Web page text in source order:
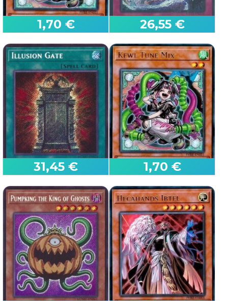
Seleziona la lingua, la condizione e la quantità
che vuoi vendere.
aggiunte al carrello virtuale.
Al termine clicca sul pulsante "Vedi carrello
vendita" per vedere il contenuto del carrello e
procedere con la vendita.
Se hai dubbi:Leggi le istruzioni Yu-Gi-Oh!
First Edition
Tune Figo Mix
Phantom Revenge
1,70 €
First Edition
Impulso Dominus
2025 Mega-Pack
26,55 €
First Edition
Cancello Illusione
Maze of Muertos
31,45 €
First Edition
Tune Figo Mix
Phantom Revenge
1,70 €